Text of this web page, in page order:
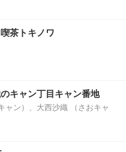
茶トキノワ
キャン丁目キャン番地
ャン）、大西沙織 （さおキャ